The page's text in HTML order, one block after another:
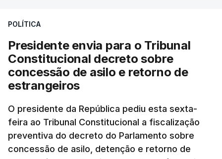
sistema mais simples, mais justo e transparente".
"Sempre que seja possível reduzir burocracias,
eliminar sobreposições e garantir que os apoios
chegam a quem mais necessita, estaremos a dar
um passo na direção certa", argumenta o
Presidente da República.
Assegurar que "ninguém é
POLÍTICA
Presidente envia para o Tribunal
Constitucional decreto sobre
concessão de asilo e retorno de
estrangeiros
O presidente da República pediu esta sexta-
feira ao Tribunal Constitucional a fiscalização
preventiva do decreto do Parlamento sobre
concessão de asilo, detenção e retorno de